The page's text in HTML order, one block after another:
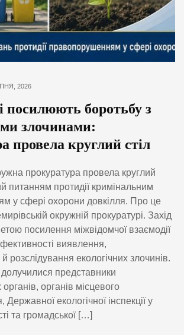
2026
посилюють боротьбу з
злочинами:
провела круглий стіл
прокуратура провела круглий
питанням протидії кримінальним
у сфері охорони довкілля. Про це
окружній прокуратурі. Захід
посилення міжвідомчої взаємодії
виявлення,
розслідування екологічних злочинів.
представники
органів місцевого
екологічної інспекції у
та громадської […]